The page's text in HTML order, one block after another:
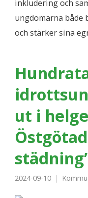
inkludering och
ungdomarna både
och stärker sina
ut i
2024-09-10